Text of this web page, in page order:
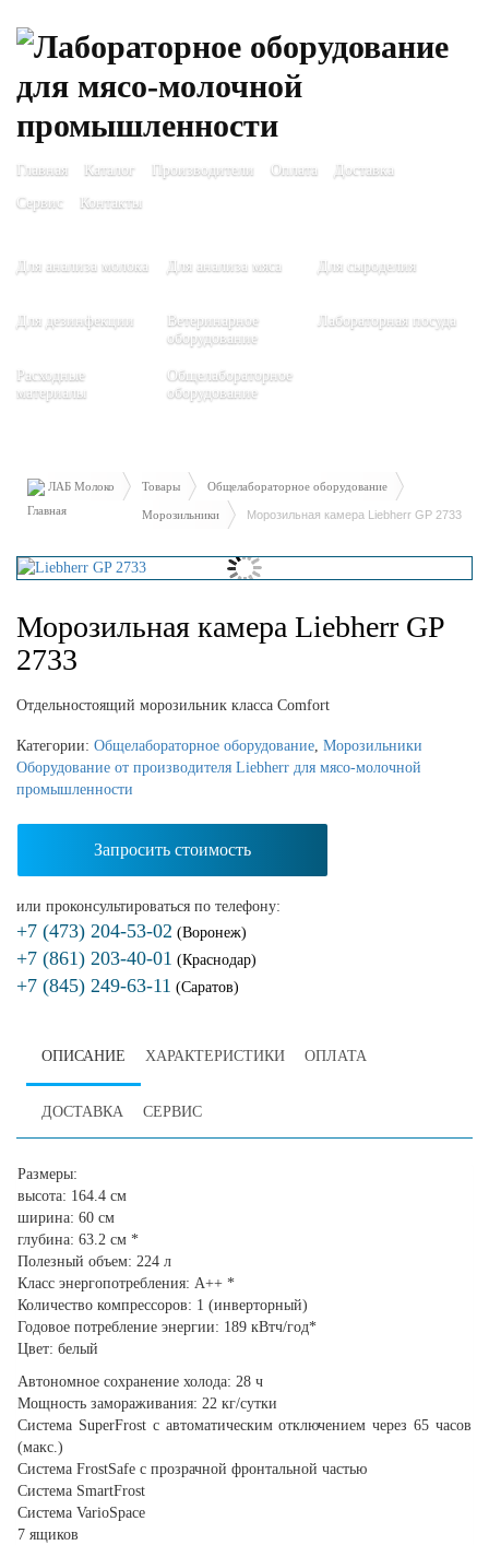
Главная Каталог Производители Оплата
Доставка
Сервис
Контакты
Для анализа молока Для анализа мяса Для сыроделия
Для дезинфекции
Ветеринарное
оборудование
Лабораторная посуда
Расходные
материалы
Общелабораторное
оборудование
ЛАБ Молоко Товары Общелабораторное оборудование
Морозильники Морозильная камера Liebherr GP 2733
Морозильная камера Liebherr GP
2733
Отдельностоящий морозильник класса Comfort
Категории: Общелабораторное оборудование Морозильники
Оборудование от производителя Liebherr для мясо-молочной
промышленности
Запросить стоимость
или проконсультироваться по телефону:
+7 (473) 204-53-02 (Воронеж)
+7 (861) 203-40-01 (Краснодар)
+7 (845) 249-63-11 (Саратов)
ОПИСАНИЕ ХАРАКТЕРИСТИКИ ОПЛАТА
ДОСТАВКА СЕРВИС
Размеры:
высота: 164.4 см
ширина: 60 см
глубина: 63.2 см *
Полезный объем: 224 л
Класс энергопотребления: A++ *
Количество компрессоров: 1 (инверторный)
Годовое потребление энергии: 189 кВтч/год*
Цвет: белый
Автономное сохранение холода: 28 ч
Мощность замораживания: 22 кг/сутки
Система SuperFrost с автоматическим отключением через 65 часов
(макс.)
Система FrostSafe с прозрачной фронтальной частью
Система SmartFrost
Система VarioSpace
7 ящиков